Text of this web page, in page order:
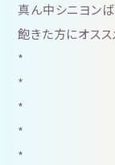
真ん中シニヨン
飽きた方にオス
*
*
*
*
*